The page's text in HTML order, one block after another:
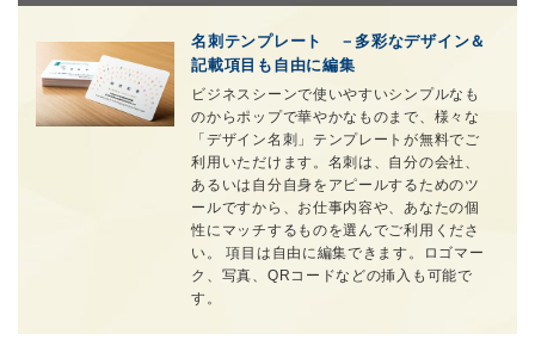
名刺テンプレート －多彩なデザイン＆
記載項目も自由に編集
ビジネスシーンで使いやすいシンプルなも
のからポップで華やかなものまで、様々な
「デザイン名刺」テンプレートが無料でご
利用いただけます。名刺は、自分の会社、
あるいは自分自身をアピールするためのツ
ールですから、お仕事内容や、あなたの個
性にマッチするものを選んでご利用くださ
い。 項目は自由に編集できます。ロゴマー
ク、写真、QRコードなどの挿入も可能で
す。